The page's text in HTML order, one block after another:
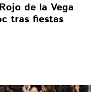
de la Vega
tras fiestas